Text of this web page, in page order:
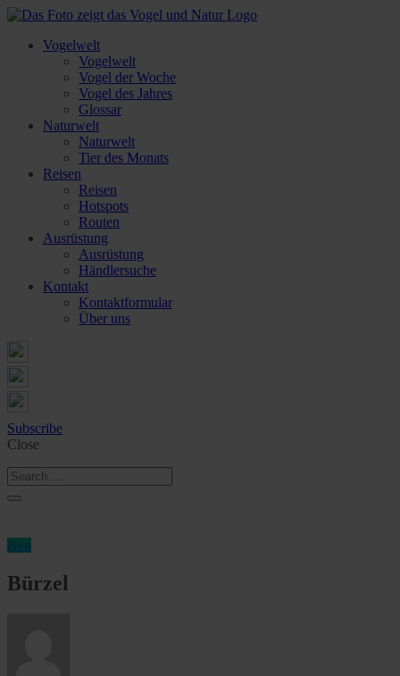
Vogelwelt
Vogelwelt
Vogel der Woche
Vogel des Jahres
Glossar
Naturwelt
Naturwelt
Tier des Monats
Reisen
Reisen
Hotspots
Routen
Ausrüstung
Ausrüstung
Händlersuche
Kontakt
Kontaktformular
Über uns
Subscribe
Close
Bürzel